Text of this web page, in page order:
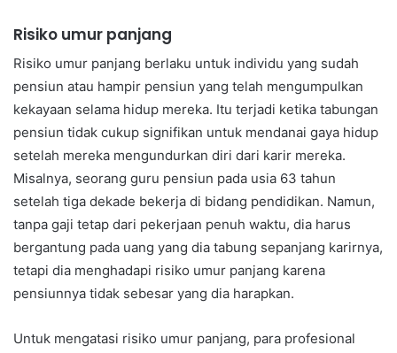
Risiko umur panjang
Risiko umur panjang berlaku untuk individu yang sudah
pensiun atau hampir pensiun yang telah mengumpulkan
kekayaan selama hidup mereka. Itu terjadi ketika tabungan
pensiun tidak cukup signifikan untuk mendanai gaya hidup
setelah mereka mengundurkan diri dari karir mereka.
Misalnya, seorang guru pensiun pada usia 63 tahun
setelah tiga dekade bekerja di bidang pendidikan. Namun,
tanpa gaji tetap dari pekerjaan penuh waktu, dia harus
bergantung pada uang yang dia tabung sepanjang karirnya,
tetapi dia menghadapi risiko umur panjang karena
pensiunnya tidak sebesar yang dia harapkan.
Untuk mengatasi risiko umur panjang, para profesional